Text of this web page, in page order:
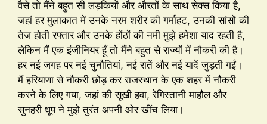
वैसे तो मैंने बहुत सी लड़कियों और औरतों के साथ सेक्स किया है,
जहां हर मुलाकात में उनके नरम शरीर की गर्माहट, उनकी सांसों की
तेज होती रफ्तार और उनके होंठों की नमी मुझे हमेशा याद रहती है,
लेकिन मैं एक इंजीनियर हूँ तो मैंने बहुत से राज्यों में नौकरी की है।
हर नई जगह पर नई चुनौतियां, नई रातें और नई यादें जुड़ती गईं।
मैं हरियाणा से नौकरी छोड़ कर राजस्थान के एक शहर में नौकरी
करने के लिए गया, जहां की सूखी हवा, रेगिस्तानी माहौल और
सुनहरी धूप ने मुझे तुरंत अपनी ओर खींच लिया।